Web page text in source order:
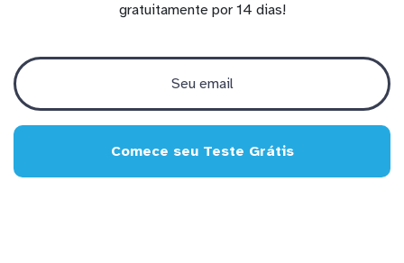
gratuitamente por 14 dias!
Comece seu Teste Grátis